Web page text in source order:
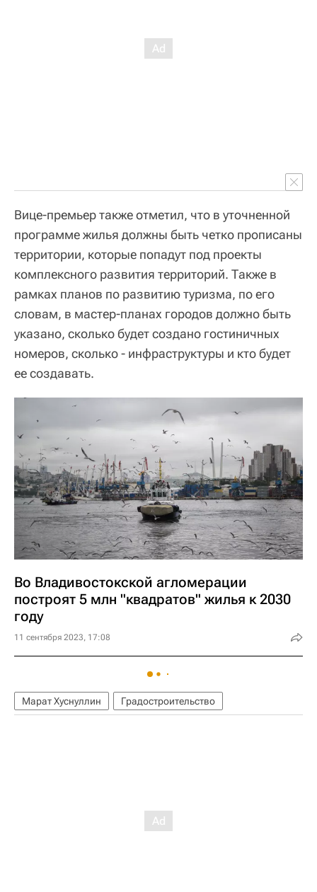
Вице-премьер также отметил, что в уточненной
программе жилья должны быть четко прописаны
территории, которые попадут под проекты
комплексного развития территорий. Также в
рамках планов по развитию туризма, по его
словам, в мастер-планах городов должно быть
указано, сколько будет создано гостиничных
номеров, сколько - инфраструктуры и кто будет
ее создавать.
Во Владивостокской агломерации
построят 5 млн "квадратов" жилья к 2030
году
11 сентября 2023, 17:08
Марат Хуснуллин Градостроительство